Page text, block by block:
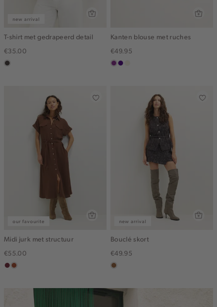
new arrival
T-shirt met gedrapeerd detail
€35.00
choco
Kanten blouse met ruches
€49.95
middenpaars
indigo
our favourite
Midi jurk met structuur
€55.00
bordeaux
bruin
new arrival
Bouclé skort
€49.95
deepmocca